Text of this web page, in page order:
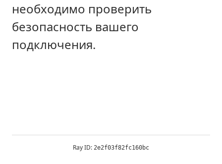
необходимо проверить
безопасность вашего
подключения.
Ray ID: 2e2f03f82fc160bc